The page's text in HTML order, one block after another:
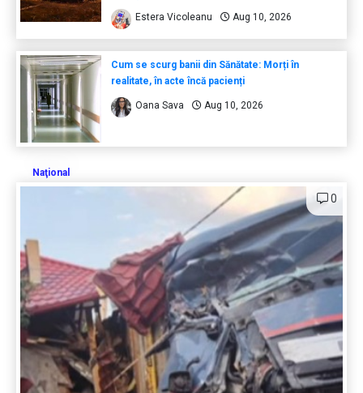
Estera Vicoleanu Aug 10, 2026
Cum se scurg banii din Sănătate: Morți în
realitate, în acte încă pacienți
Oana Sava Aug 10, 2026
Naţional
0